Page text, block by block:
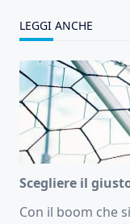
LEGGI ANCHE
Scegliere il
Con il boom che